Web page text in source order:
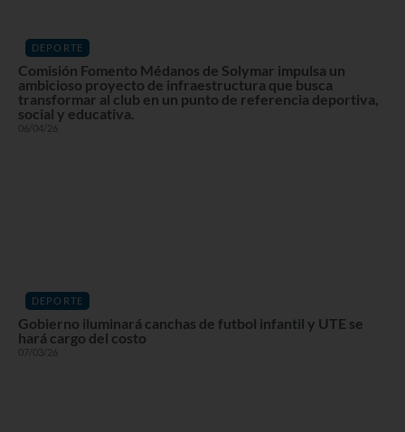
DEPORTE
Comisión Fomento Médanos de Solymar impulsa un
ambicioso proyecto de infraestructura que busca
transformar al club en un punto de referencia deportiva,
social y educativa.
06/04/26
DEPORTE
Gobierno iluminará canchas de futbol infantil y UTE se
hará cargo del costo
07/03/26